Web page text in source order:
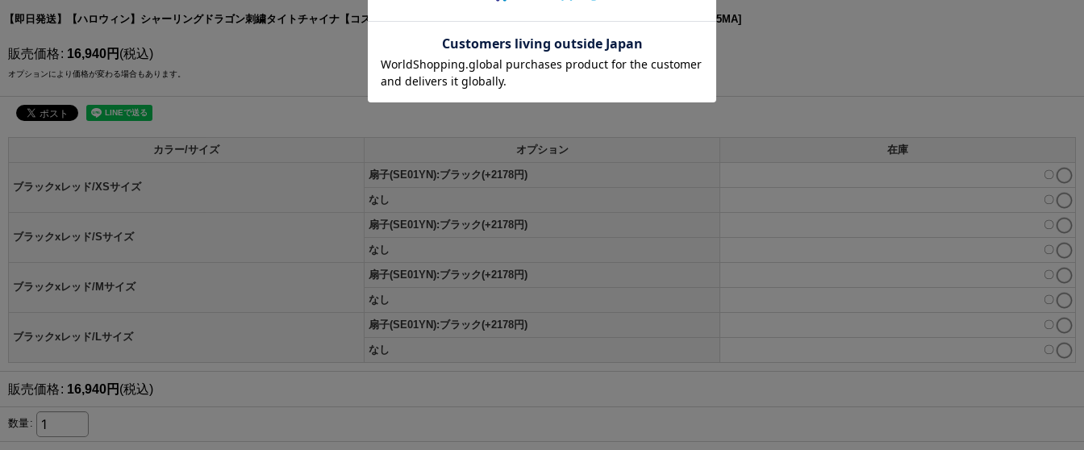
【即日発送】【ハロウィン】シャーリングドラゴン刺繍タイトチャイナ【コスプレ4点セット】【XS-Lサイズ/1カラー】[HC03] [HW-219-YN-dzw-BxR-25MA]
販売価格: 16,940円 (税込)
オプションにより価格が変わる場合もあります。
カラー/サイズ オプション 在庫
ブラックxレッド/XSサイズ
扇子(SE01YN):ブラック(+2178円) 〇
なし 〇
ブラックxレッド/Sサイズ
扇子(SE01YN):ブラック(+2178円) 〇
なし 〇
ブラックxレッド/Mサイズ
扇子(SE01YN):ブラック(+2178円) 〇
なし 〇
ブラックxレッド/Lサイズ
扇子(SE01YN):ブラック(+2178円) 〇
なし 〇
販売価格: 16,940円 (税込)
数量: